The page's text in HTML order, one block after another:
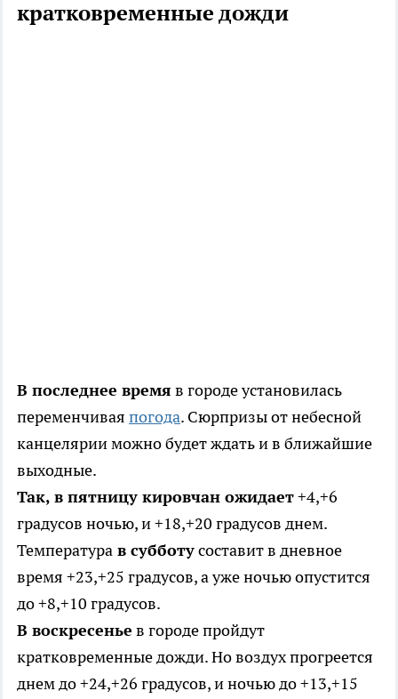
кратковременные дожди
В последнее время в городе установилась
переменчивая погода. Сюрпризы от небесной
канцелярии можно будет ждать и в ближайшие
выходные.
Так, в пятницу кировчан ожидает+4,+6
градусов ночью, и +18,+20 градусов днем.
Температура в субботусоставит в дневное
время +23,+25 градусов, а уже ночью опустится
до +8,+10 градусов.
В воскресенье в городе пройдут
кратковременные дожди. Но воздух прогреется
днем до +24,+26 градусов, и ночью до +13,+15